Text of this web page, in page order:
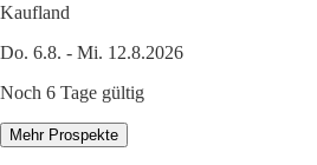
Kaufland
Do. 6.8. - Mi. 12.8.2026
Noch 6 Tage gültig
Mehr Prospekte